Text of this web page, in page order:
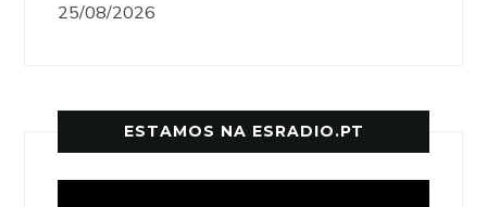
25/08/2026
ESTAMOS NA ESRADIO.PT